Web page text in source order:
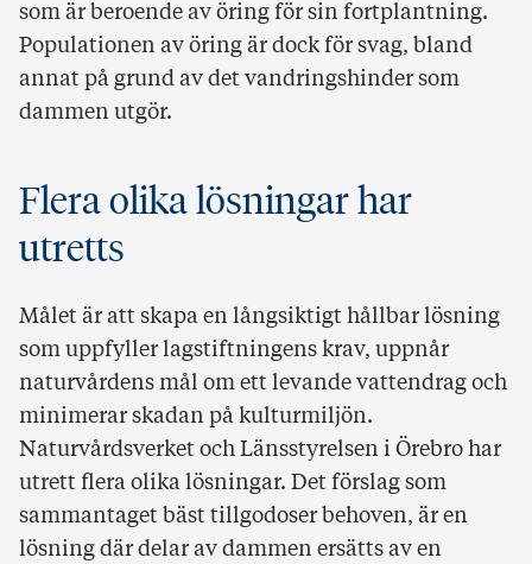
som är beroende av öring för sin fortplantning.
Populationen av öring är dock för svag, bland
annat på grund av det vandringshinder som
dammen utgör.
Flera olika lösningar har
utretts
Målet är att skapa en långsiktigt hållbar lösning
som uppfyller lagstiftningens krav, uppnår
naturvårdens mål om ett levande vattendrag och
minimerar skadan på kulturmiljön.
Naturvårdsverket och Länsstyrelsen i Örebro har
utrett flera olika lösningar. Det förslag som
sammantaget bäst tillgodoser behoven, är en
lösning där delar av dammen ersätts av en